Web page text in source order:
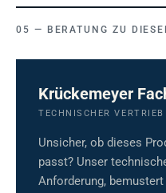
BERATUNG ZU
Krückemeyer
TECHNISCHER VERTRIEB
Unsicher, ob dieses
passt? Unser
Anforderung,